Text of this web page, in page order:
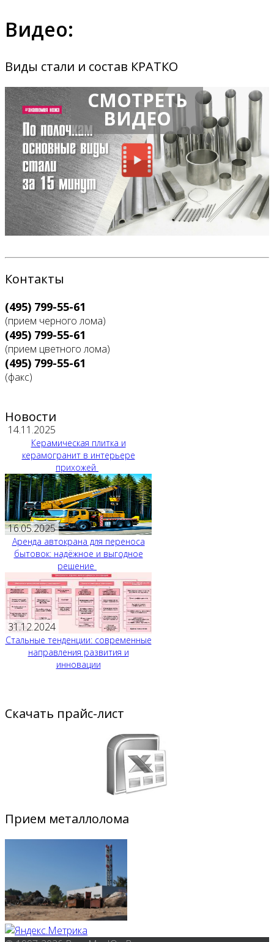
Видео:
Виды стали и состав КРАТКО
СМОТРЕТЬ
ВИДЕО
Контакты
(495) 799-55-61
(прием черного лома)
(495) 799-55-61
(прием цветного лома)
(495) 799-55-61
(факс)
Новости
14.11.2025
Керамическая плитка и
керамогранит в интерьере
прихожей
16.05.2025
Аренда автокрана для переноса
бытовок: надёжное и выгодное
решение
31.12.2024
Стальные тенденции: современные
направления развития и
инновации
Скачать прайс-лист
Прием металлолома